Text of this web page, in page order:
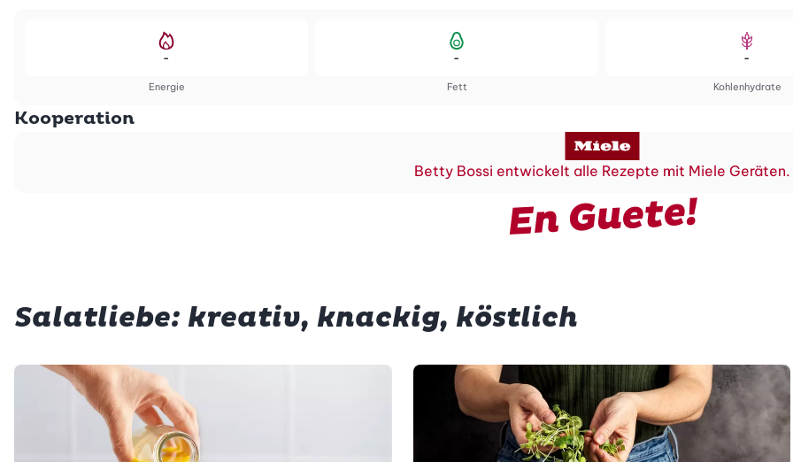
Energie
-
Fett
-
Kohlenhydrate
-
Kooperation
Betty Bossi entwickelt alle Rezepte mit Miele Geräten.
En Guete!
Salatliebe: kreativ, knackig, köstlich